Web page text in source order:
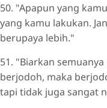
50. "Apapun yang
yang kamu lakukan.
berupaya lebih."
51. "Biarkan
berjodoh, maka
tapi tidak juga sangat